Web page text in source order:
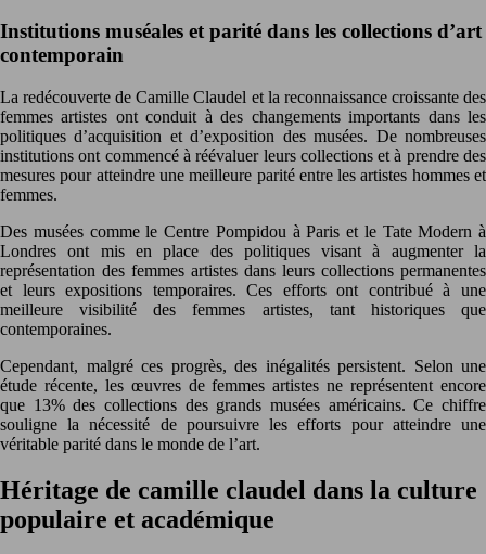
Institutions muséales et parité dans les collections d’art
contemporain
La redécouverte de Camille Claudel et la reconnaissance croissante des
femmes artistes ont conduit à des changements importants dans les
politiques d’acquisition et d’exposition des musées. De nombreuses
institutions ont commencé à réévaluer leurs collections et à prendre des
mesures pour atteindre une meilleure parité entre les artistes hommes et
femmes.
Des musées comme le Centre Pompidou à Paris et le Tate Modern à
Londres ont mis en place des politiques visant à augmenter la
représentation des femmes artistes dans leurs collections permanentes
et leurs expositions temporaires. Ces efforts ont contribué à une
meilleure visibilité des femmes artistes, tant historiques que
contemporaines.
Cependant, malgré ces progrès, des inégalités persistent. Selon une
étude récente, les œuvres de femmes artistes ne représentent encore
que 13% des collections des grands musées américains. Ce chiffre
souligne la nécessité de poursuivre les efforts pour atteindre une
véritable parité dans le monde de l’art.
Héritage de camille claudel dans la culture
populaire et académique